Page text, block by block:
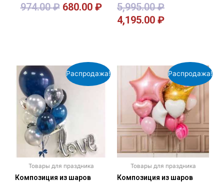
974.00₽ 680.00 ₽ 5,995.00₽
4,195.00 ₽
Распродажа!
Товары для праздника
Композиция из шаров
Распродажа!
Товары для праздника
Композиция из шаров